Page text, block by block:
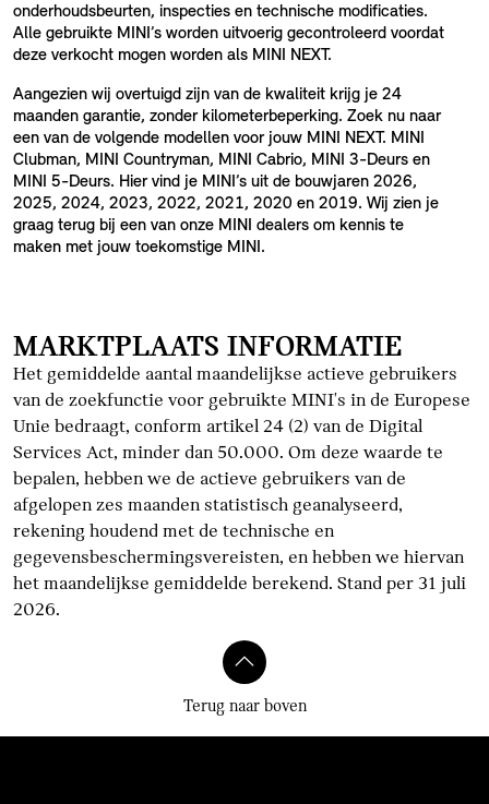
onderhoudsbeurten, inspecties en technische modificaties.
Alle gebruikte MINI’s worden uitvoerig gecontroleerd voordat
deze verkocht mogen worden als MINI NEXT.
Aangezien wij overtuigd zijn van de kwaliteit krijg je 24
maanden garantie, zonder kilometerbeperking. Zoek nu naar
een van de volgende modellen voor jouw MINI NEXT. MINI
Clubman, MINI Countryman, MINI Cabrio, MINI 3-Deurs en
MINI 5-Deurs. Hier vind je MINI’s uit de bouwjaren 2026,
2025, 2024, 2023, 2022, 2021, 2020 en 2019. Wij zien je
graag terug bij een van onze MINI dealers om kennis te
maken met jouw toekomstige MINI.
MARKTPLAATS INFORMATIE
Het gemiddelde aantal maandelijkse actieve gebruikers
van de zoekfunctie voor gebruikte MINI's in de Europese
Unie bedraagt, conform artikel 24 (2) van de Digital
Services Act, minder dan 50.000. Om deze waarde te
bepalen, hebben we de actieve gebruikers van de
afgelopen zes maanden statistisch geanalyseerd,
rekening houdend met de technische en
gegevensbeschermingsvereisten, en hebben we hiervan
het maandelijkse gemiddelde berekend. Stand per 31 juli
2026.
Terug naar boven